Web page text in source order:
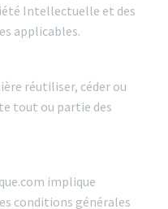
Intellectuelle et des
applicables.
réutiliser, céder ou
tout ou partie des
implique
conditions générales